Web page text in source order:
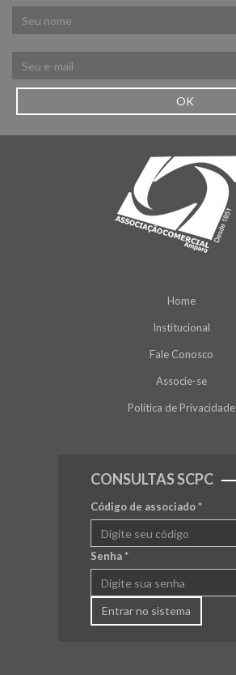
OK
Home
Institucional
Fale Conosco
Associe-se
Política de Privacidade
CONSULTAS SCPC
Código de associado*
Senha*
Entrar no sistema